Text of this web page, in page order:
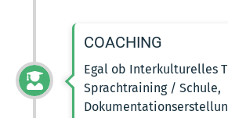
COACHING
Egal ob Interkulturelles
Sprachtraining / Schule,